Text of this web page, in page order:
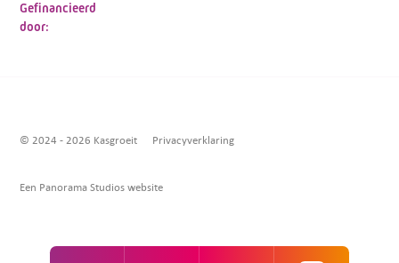
Gefinancieerd
door:
© 2024 - 2026 Kasgroeit Privacyverklaring
Een Panorama Studios website